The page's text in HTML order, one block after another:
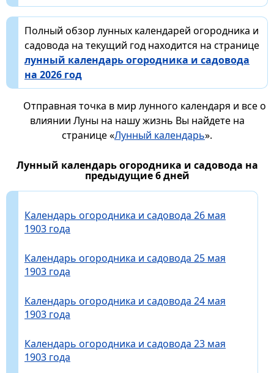
Полный обзор лунных календарей огородника и
садовода на текущий год находится на странице
лунный календарь огородника и садовода
на 2026 год
Отправная точка в мир лунного календаря и все о
влиянии Луны на нашу жизнь Вы найдете на
странице «Лунный календарь».
Лунный календарь огородника и садовода на
предыдущие 6 дней
Календарь огородника и садовода 26 мая
1903 года
Календарь огородника и садовода 25 мая
1903 года
Календарь огородника и садовода 24 мая
1903 года
Календарь огородника и садовода 23 мая
1903 года